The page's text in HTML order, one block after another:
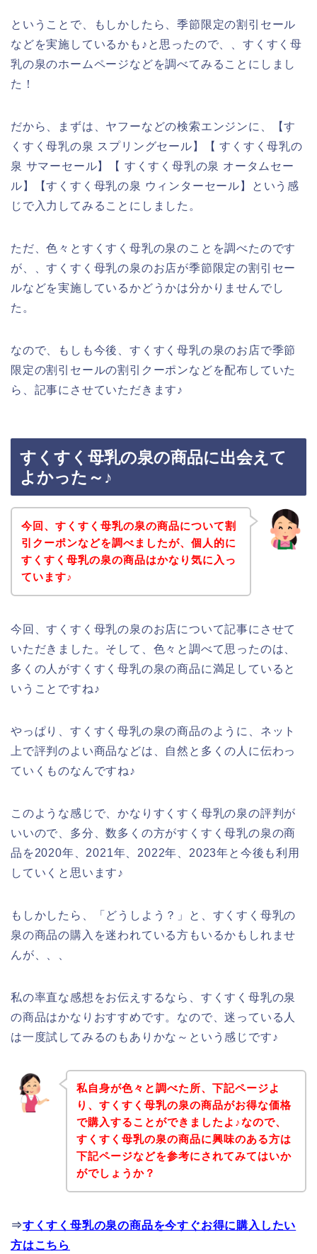
ということで、もしかしたら、季節限定の割引セール
などを実施しているかも♪と思ったので、、すくすく母
乳の泉のホームページなどを調べてみることにしまし
た！
だから、まずは、ヤフーなどの検索エンジンに、【す
くすく母乳の泉 スプリングセール】【 すくすく母乳の
泉 サマーセール】【 すくすく母乳の泉 オータムセー
ル】【すくすく母乳の泉 ウィンターセール】という感
じで入力してみることにしました。
ただ、色々とすくすく母乳の泉のことを調べたのです
が、、すくすく母乳の泉のお店が季節限定の割引セー
ルなどを実施しているかどうかは分かりませんでし
た。
なので、もしも今後、すくすく母乳の泉のお店で季節
限定の割引セールの割引クーポンなどを配布していた
ら、記事にさせていただきます♪
すくすく母乳の泉の商品に出会えて
よかった～♪
今回、すくすく母乳の泉の商品について割
引クーポンなどを調べましたが、個人的に
すくすく母乳の泉の商品はかなり気に入っ
ています♪
今回、すくすく母乳の泉のお店について記事にさせて
いただきました。そして、色々と調べて思ったのは、
多くの人がすくすく母乳の泉の商品に満足していると
いうことですね♪
やっぱり、すくすく母乳の泉の商品のように、ネット
上で評判のよい商品などは、自然と多くの人に伝わっ
ていくものなんですね♪
このような感じで、かなりすくすく母乳の泉の評判が
いいので、多分、数多くの方がすくすく母乳の泉の商
品を2020年、2021年、2022年、2023年と今後も利用
していくと思います♪
もしかしたら、「どうしよう？」と、すくすく母乳の
泉の商品の購入を迷われている方もいるかもしれませ
んが、、、
私の率直な感想をお伝えするなら、すくすく母乳の泉
の商品はかなりおすすめです。なので、迷っている人
は一度試してみるのもありかな～という感じです♪
私自身が色々と調べた所、下記ページよ
り、すくすく母乳の泉の商品がお得な価格
で購入することができましたよ♪なので、
すくすく母乳の泉の商品に興味のある方は
下記ページなどを参考にされてみてはいか
がでしょうか？
⇒すくすく母乳の泉の商品を今すぐお得に購入したい
方はこちら